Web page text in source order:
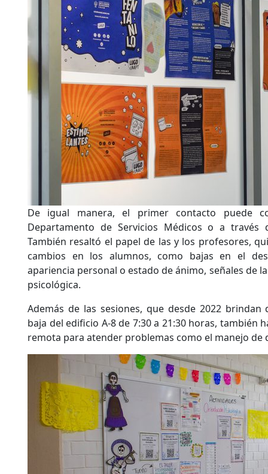
De igual manera, el primer contacto puede
Departamento de Servicios Médicos o a
También resaltó el papel de las y los profesores,
cambios en los alumnos, como bajas en el
apariencia personal o estado de ánimo, señales de
psicológica.
Además de las sesiones, que desde 2022
baja del edificio A-8 de 7:30 a 21:30 horas, también
remota para atender problemas como el manejo de